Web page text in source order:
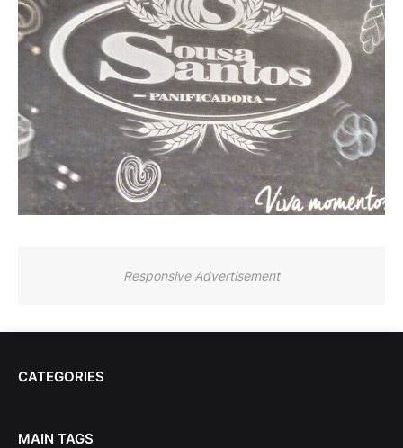
Responsive Advertisement
CATEGORIES
MAIN TAGS